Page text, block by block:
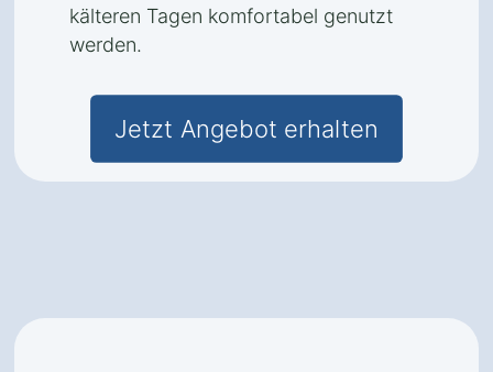
kälteren Tagen komfortabel genutzt
werden.
Jetzt Angebot erhalten